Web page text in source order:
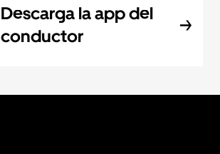
Descarga la app del
conductor